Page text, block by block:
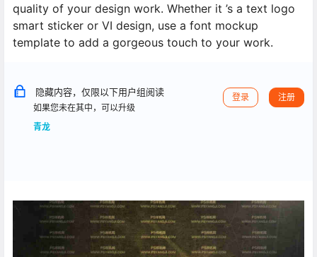
quality of your design work. Whether it ’s a text logo
smart sticker or VI design, use a font mockup
template to add a gorgeous touch to your work.
隐藏内容，仅限以下用户组阅读
如果您未在其中，可以升级
青龙
登录 注册